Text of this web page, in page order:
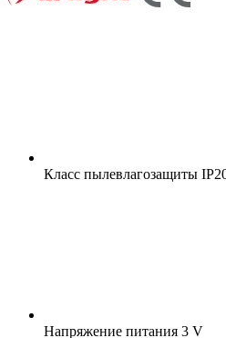
Класс пылевлагозащиты
Напряжение питания 3 V